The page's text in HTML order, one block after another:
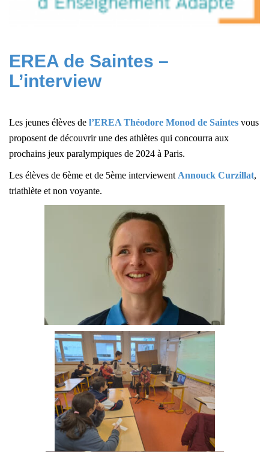
EREA de Saintes –
L’interview
Les jeunes élèves de l’EREA Théodore Monod de Saintes vous
proposent de découvrir une des athlètes qui concourra aux
prochains jeux paralympiques de 2024 à Paris.
Les élèves de 6ème et de 5ème interviewent Annouck Curzillat,
triathlète et non voyante.